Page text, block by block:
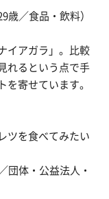
歳／食品・飲料）
イアガラ」。比較
れるという点で手
を寄せています。
ツを食べてみたい
団体・公益法人・